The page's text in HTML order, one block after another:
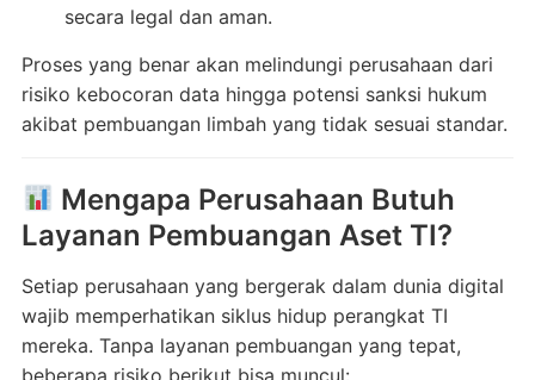
secara legal dan aman.
Proses yang benar akan melindungi perusahaan dari
risiko kebocoran data hingga potensi sanksi hukum
akibat pembuangan limbah yang tidak sesuai standar.
Mengapa Perusahaan Butuh
Layanan Pembuangan Aset TI?
Setiap perusahaan yang bergerak dalam dunia digital
wajib memperhatikan siklus hidup perangkat TI
mereka. Tanpa layanan pembuangan yang tepat,
beberapa risiko berikut bisa muncul: